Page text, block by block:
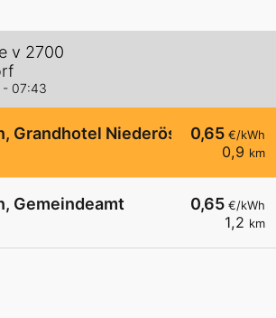
v 2700
- 07:43
0,65 €/kWh
0,9 km
Grandhotel
0,65 €/kWh
1,2 km
Gemeindeamt